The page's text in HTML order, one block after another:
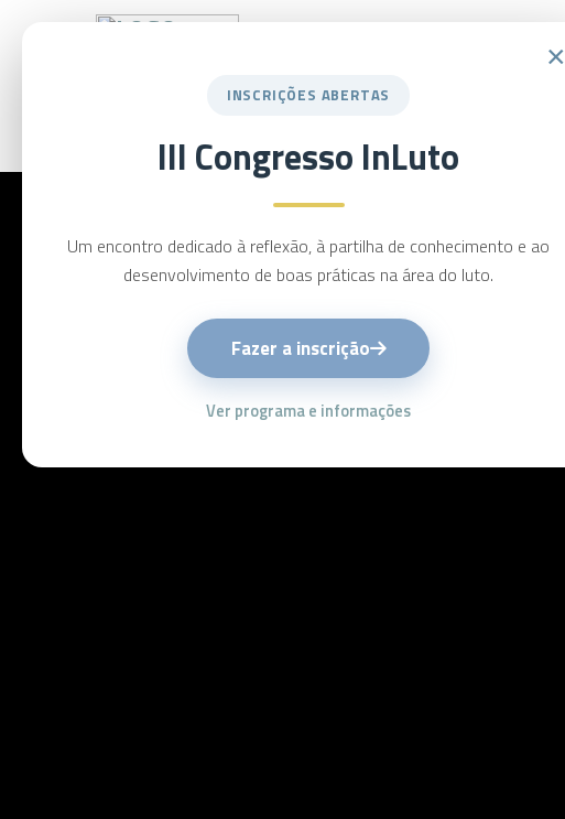
InLuto
Serviços
×
INSCRIÇÕES ABERTAS
III Congresso InLuto
Um encontro dedicado à reflexão, à partilha de conhecimento e ao
desenvolvimento de boas práticas na área do luto.
Fazer a inscrição
Ver programa e informações